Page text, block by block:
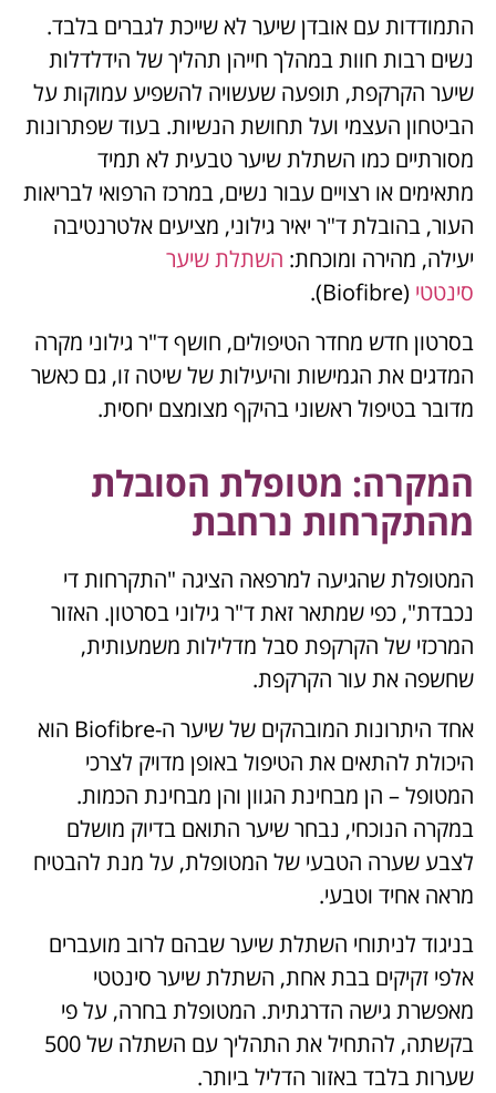
התמודדות עם אובדן שיער לא שייכת לגברים בלבד.
נשים רבות חוות במהלך חייהן תהליך של הידלדלות
שיער הקרקפת, תופעה שעשויה להשפיע עמוקות על
הביטחון העצמי ועל תחושת הנשיות. בעוד שפתרונות
מסורתיים כמו השתלת שיער טבעית לא תמיד
מתאימים או רצויים עבור נשים, במרכז הרפואי לבריאות
העור, בהובלת ד"ר יאיר גילוני, מציעים אלטרנטיבה
יעילה, מהירה ומוכחת: השתלת שיער
סינטטי (Biofibre).
בסרטון חדש מחדר הטיפולים, חושף ד"ר גילוני מקרה
המדגים את הגמישות והיעילות של שיטה זו, גם כאשר
מדובר בטיפול ראשוני בהיקף מצומצם יחסית.
המקרה: מטופלת הסובלת
מהתקרחות נרחבת
המטופלת שהגיעה למרפאה הציגה "התקרחות די
נכבדת", כפי שמתאר זאת ד"ר גילוני בסרטון. האזור
המרכזי של הקרקפת סבל מדלילות משמעותית,
שחשפה את עור הקרקפת.
אחד היתרונות המובהקים של שיער ה-Biofibre הוא
היכולת להתאים את הטיפול באופן מדויק לצרכי
המטופל – הן מבחינת הגוון והן מבחינת הכמות.
במקרה הנוכחי, נבחר שיער התואם בדיוק מושלם
לצבע שערה הטבעי של המטופלת, על מנת להבטיח
מראה אחיד וטבעי.
בניגוד לניתוחי השתלת שיער שבהם לרוב מועברים
אלפי זקיקים בבת אחת, השתלת שיער סינטטי
מאפשרת גישה הדרגתית. המטופלת בחרה, על פי
בקשתה, להתחיל את התהליך עם השתלה של 500
שערות בלבד באזור הדליל ביותר.